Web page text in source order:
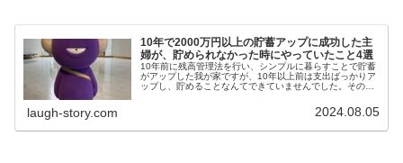
10年で2000万円以上の貯蓄アップに成功した主
婦が、貯められなかった時にやっていたこと4選
10年前に残高管理法を行い、シンプルに暮らすことで貯蓄
がアップした我が家ですが、10年以上前は支出ばっかりア
ップし、貯めることなんてできていませんでした。その時
laugh-story.com 2024.08.05